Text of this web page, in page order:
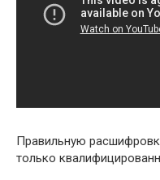
Правильную
только